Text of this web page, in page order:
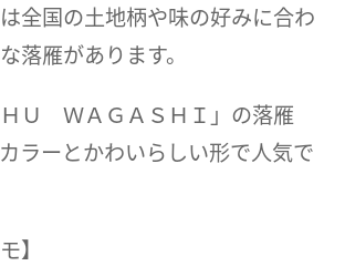
全国の土地柄や味の好みに合わ
落雁があります。
Ｕ ＷＡＧＡＳＨＩ」の落雁
ラーとかわいらしい形で人気で
】